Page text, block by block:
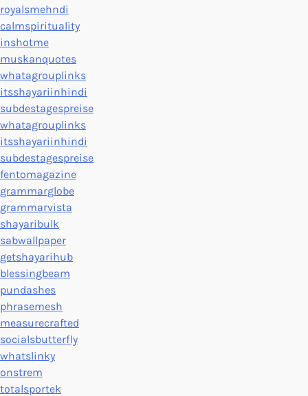
royalsmehndi
calmspirituality
inshotme
muskanquotes
whatagrouplinks
itsshayariinhindi
subdestagespreise
whatagrouplinks
itsshayariinhindi
subdestagespreise
fentomagazine
grammarglobe
grammarvista
shayaribulk
sabwallpaper
getshayarihub
blessingbeam
pundashes
phrasemesh
measurecrafted
socialsbutterfly
whatslinky
onstrem
totalsportek